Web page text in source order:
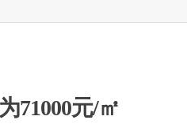
71000元/㎡